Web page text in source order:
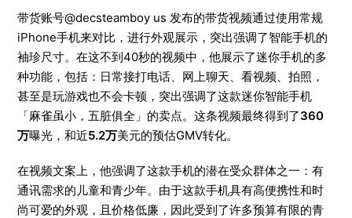
带货账号@decsteamboy us 发布的带货视频通过使用常规
iPhone手机来对比，进行外观展示，突出强调了智能手机的
袖珍尺寸。在这不到40秒的视频中，他展示了迷你手机的多
种功能，包括：日常接打电话、网上聊天、看视频、拍照，
甚至是玩游戏也不会卡顿，突出强调了这款迷你智能手机
「麻雀虽小，五脏俱全」的卖点。这条视频最终得到了360
万曝光，和近5.2万美元的预估GMV转化。
在视频文案上，他强调了这款手机的潜在受众群体之一：有
通讯需求的儿童和青少年。由于这款手机具有高便携性和时
尚可爱的外观，且价格低廉，因此受到了许多预算有限的青